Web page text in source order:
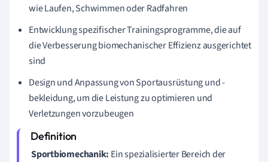
wie Laufen, Schwimmen oder Radfahren
Entwicklung spezifischer Trainingsprogramme, die auf
die Verbesserung biomechanischer Effizienz ausgerichtet
sind
Design und Anpassung von Sportausrüstung und -
bekleidung, um die Leistung zu optimieren und
Verletzungen vorzubeugen
Sportbiomechanik: Ein spezialisierter Bereich der